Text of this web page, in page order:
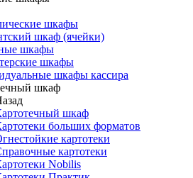
шкафы
шкаф (ячейки)
шкафы
шкафы
шкафы кассира
шкаф
шкаф
больших форматов
картотеки
картотеки
Nobilis